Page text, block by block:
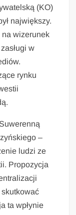
(KO)
największy.
na wizerunek
w
rynku
–
ludzi ze
Propozycja
ta wpłynie